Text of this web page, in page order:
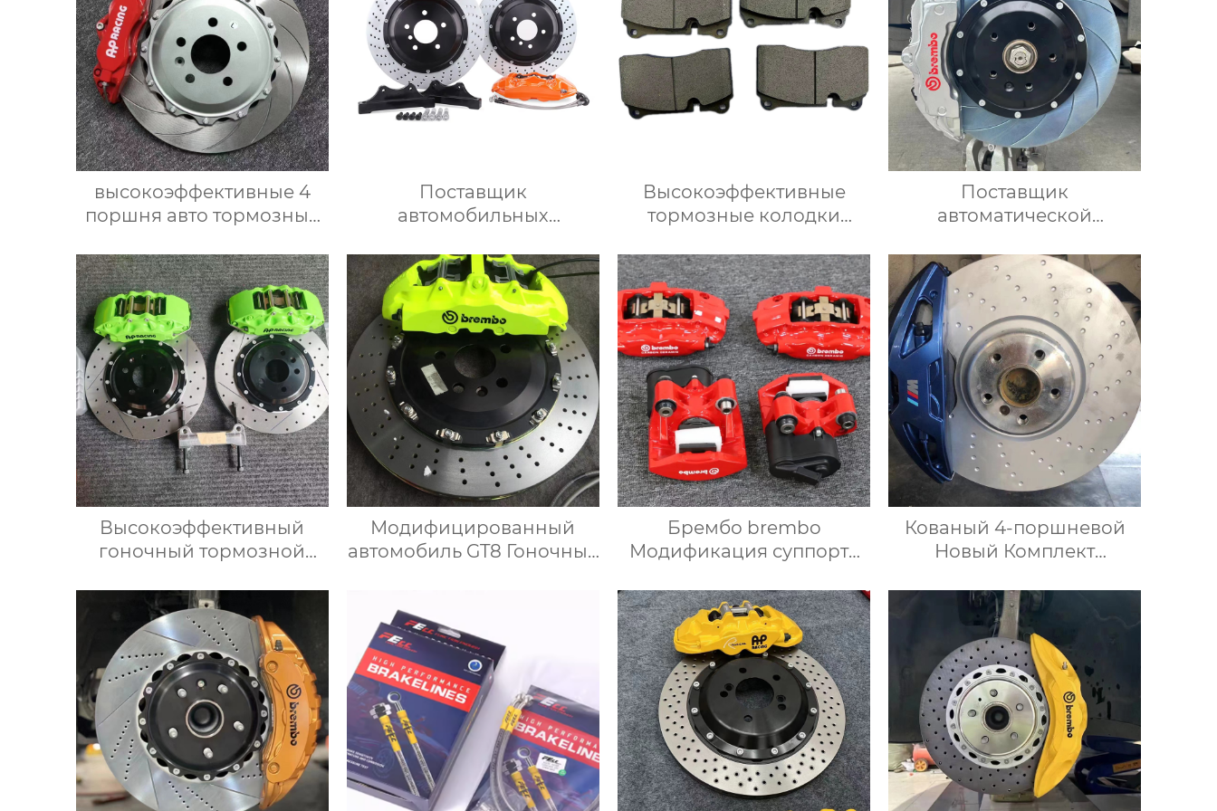
высокоэффективные 4
поршня авто тормозные
тормозной суппорт 9202
для nissan 300zx 350z 370z
большой тормозной
комплект
Поставщик
автомобильных
большой комплект
тормозных суппортов,
задний тормозной
суппорт gt4 4pot,
подходит для Toyota, Audi,
Honda, Volkswagen, Infiniti
Высокоэффективные
тормозные колодки
f50 подходит для всех
модифицированных
суппортов
Поставщик
автоматической
Большой комплект
тормозных суппортов 18Z
с 6-дюймовым передним
и задним тормозным
суппортом для Toyota audi
Honda VW Infiniti
Высокоэффективный
гоночный тормозной
накладка ротора 9040 с 6
поршнями Подходит для
BMW, Mercedes, Audi
Модифицированный
автомобиль GT8 Гоночные
комплект с 8-дюймовым
тормозным суппортом
для дисков 19 дюймов
Брембо brembo
Модификация суппорта
суппорт F40 Заднее
колесо может быть
модифицировано
двойными суппортами
электромеханический
суппорт
Кованый 4-поршневой
Новый Комплект
с кронштейнами,
Дисками и колодками
для Автоматической
тормозной системы Bmw
Серии G